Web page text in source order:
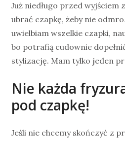
Już niedługo przed wyjściem
ubrać czapkę, żeby nie
uwielbiam wszelkie czapki,
bo potrafią cudownie
stylizację. Mam tylko jeden
Nie każda
pod czapkę!
Jeśli nie chcemy skończyć z